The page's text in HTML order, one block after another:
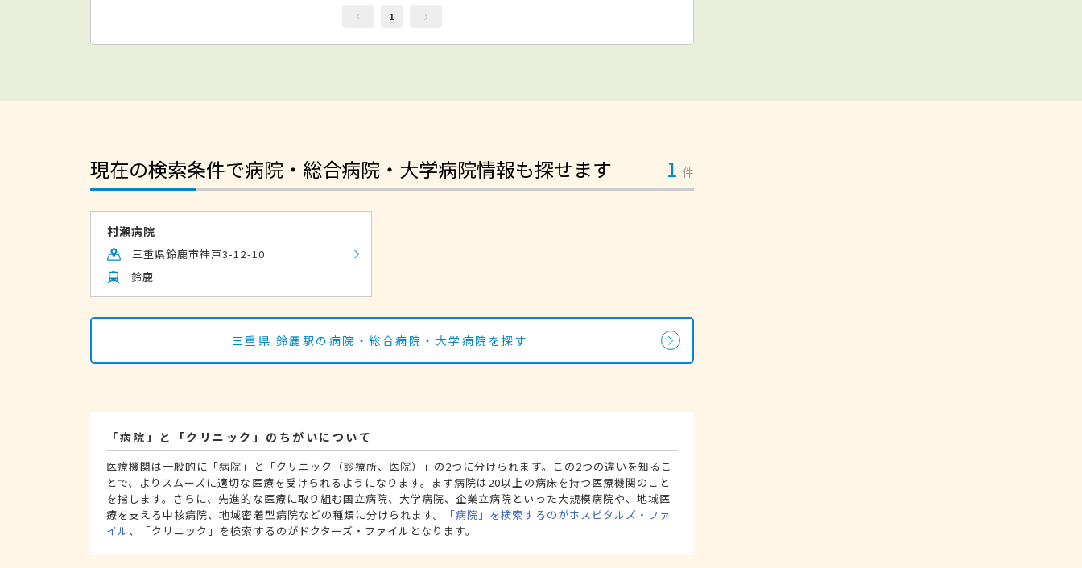
1
現在の検索条件で病院・総合病院・大学病院情報も探せます 1 件
村瀬病院
三重県鈴鹿市神戸3-12-10
鈴鹿
三重県 鈴鹿駅の病院・総合病院・大学病院を探す
「病院」と「クリニック」のちがいについて
医療機関は一般的に「病院」と「クリニック（診療所、医院）」の2つに分けられます。この2つの違いを知るこ
とで、よりスムーズに適切な医療を受けられるようになります。まず病院は20以上の病床を持つ医療機関のこと
を指します。さらに、先進的な医療に取り組む国立病院、大学病院、企業立病院といった大規模病院や、地域医
療を支える中核病院、地域密着型病院などの種類に分けられます。
「病院」を検索するのがホスピタルズ・ファ
イル、「クリニック」を検索するのがドクターズ・ファイルとなります。